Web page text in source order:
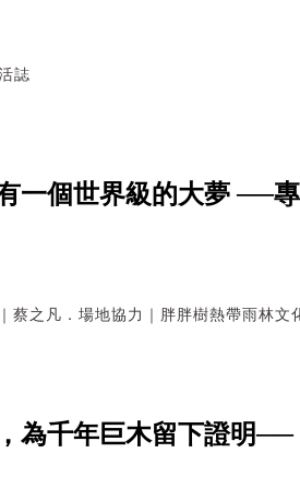
誌
一個世界級的大夢 ──
蔡之凡．場地協力｜胖胖樹熱帶雨林文
為千年巨木留下證明